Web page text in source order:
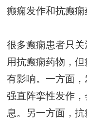
癫痫发作和抗癫
很多癫痫患者只
用抗癫痫药物，
有影响。一方面
强直阵挛性发作
息。另一方面，